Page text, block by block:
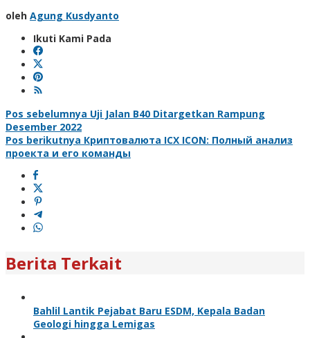
oleh Agung Kusdyanto
Ikuti Kami Pada
Navigasi
pos
Pos sebelumnya Uji Jalan B40 Ditargetkan Rampung
Desember 2022
Pos berikutnya Криптовалюта ICX ICON: Полный анализ
проекта и его команды
Berita Terkait
Bahlil Lantik Pejabat Baru ESDM, Kepala Badan
Geologi hingga Lemigas